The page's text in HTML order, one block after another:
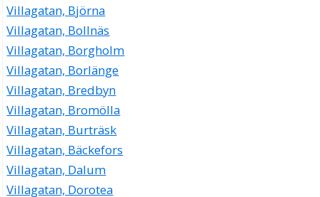
Villagatan, Björna
Villagatan, Bollnäs
Villagatan, Borgholm
Villagatan, Borlänge
Villagatan, Bredbyn
Villagatan, Bromölla
Villagatan, Burträsk
Villagatan, Bäckefors
Villagatan, Dalum
Villagatan, Dorotea